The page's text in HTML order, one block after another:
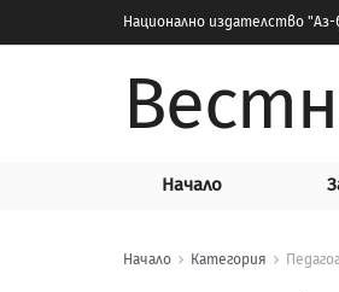
Национално издателство "Аз-
Начало
Начало Категория